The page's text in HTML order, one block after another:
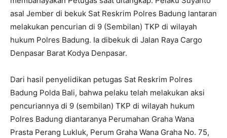
asal Jember di bekuk Sat Reskrim Polres Badung lantaran
melakukan pencurian di 9 (Sembilan) TKP di wilayah
hukum Polres Badung. Ia dibekuk di Jalan Raya Cargo
Denpasar Barat Kodya Denpasar.
Dari hasil penyelidikan petugas Sat Reskrim Polres
Badung Polda Bali, bahwa pelaku telah melakukan aksi
pencuriannya di 9 (sembilan) TKP di wilayah hukum
Polres Badung diantaranya Perumahan Graha Wana
Prasta Perang Lukluk, Perum Graha Wana Graha No. 75,